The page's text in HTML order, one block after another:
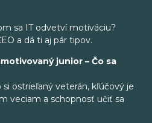
sa IT odvetví motiváciu?
a dá ti aj pár tipov.
junior – Čo sa
si ostrieľaný veterán, kľúčový je
veciam a schopnosť učiť sa